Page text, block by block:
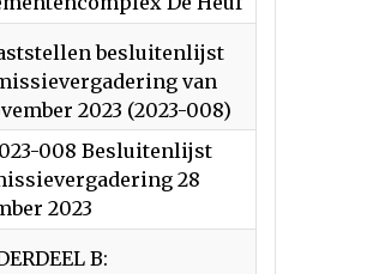
besluitenlijst
van
2023 (2023-008)
008 Besluitenlijst
28
2023
B: